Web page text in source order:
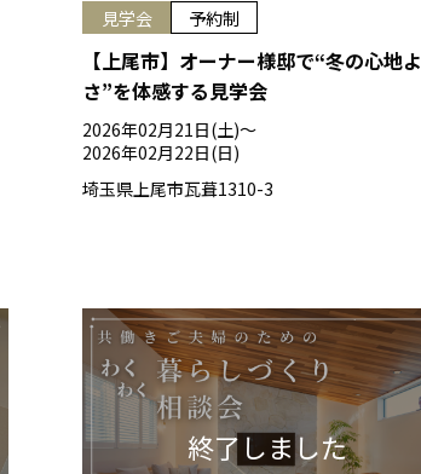
見学会 予約制
【上尾市】オーナー様邸で“冬の心地よ
さ”を体感する見学会
2026年02月21日(土)〜
2026年02月22日(日)
埼玉県上尾市瓦葺1310-3